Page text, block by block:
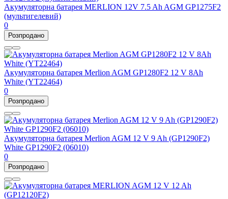
Акумуляторна батарея MERLION 12V 7.5 Ah AGM GP1275F2
(мультигелевий)
0
Розпродано
Акумуляторна батарея Merlion AGM GP1280F2 12 V 8Ah
White (YT22464)
0
Розпродано
Акумуляторна батарея Merlion AGM 12 V 9 Ah (GP1290F2)
White GP1290F2 (06010)
0
Розпродано